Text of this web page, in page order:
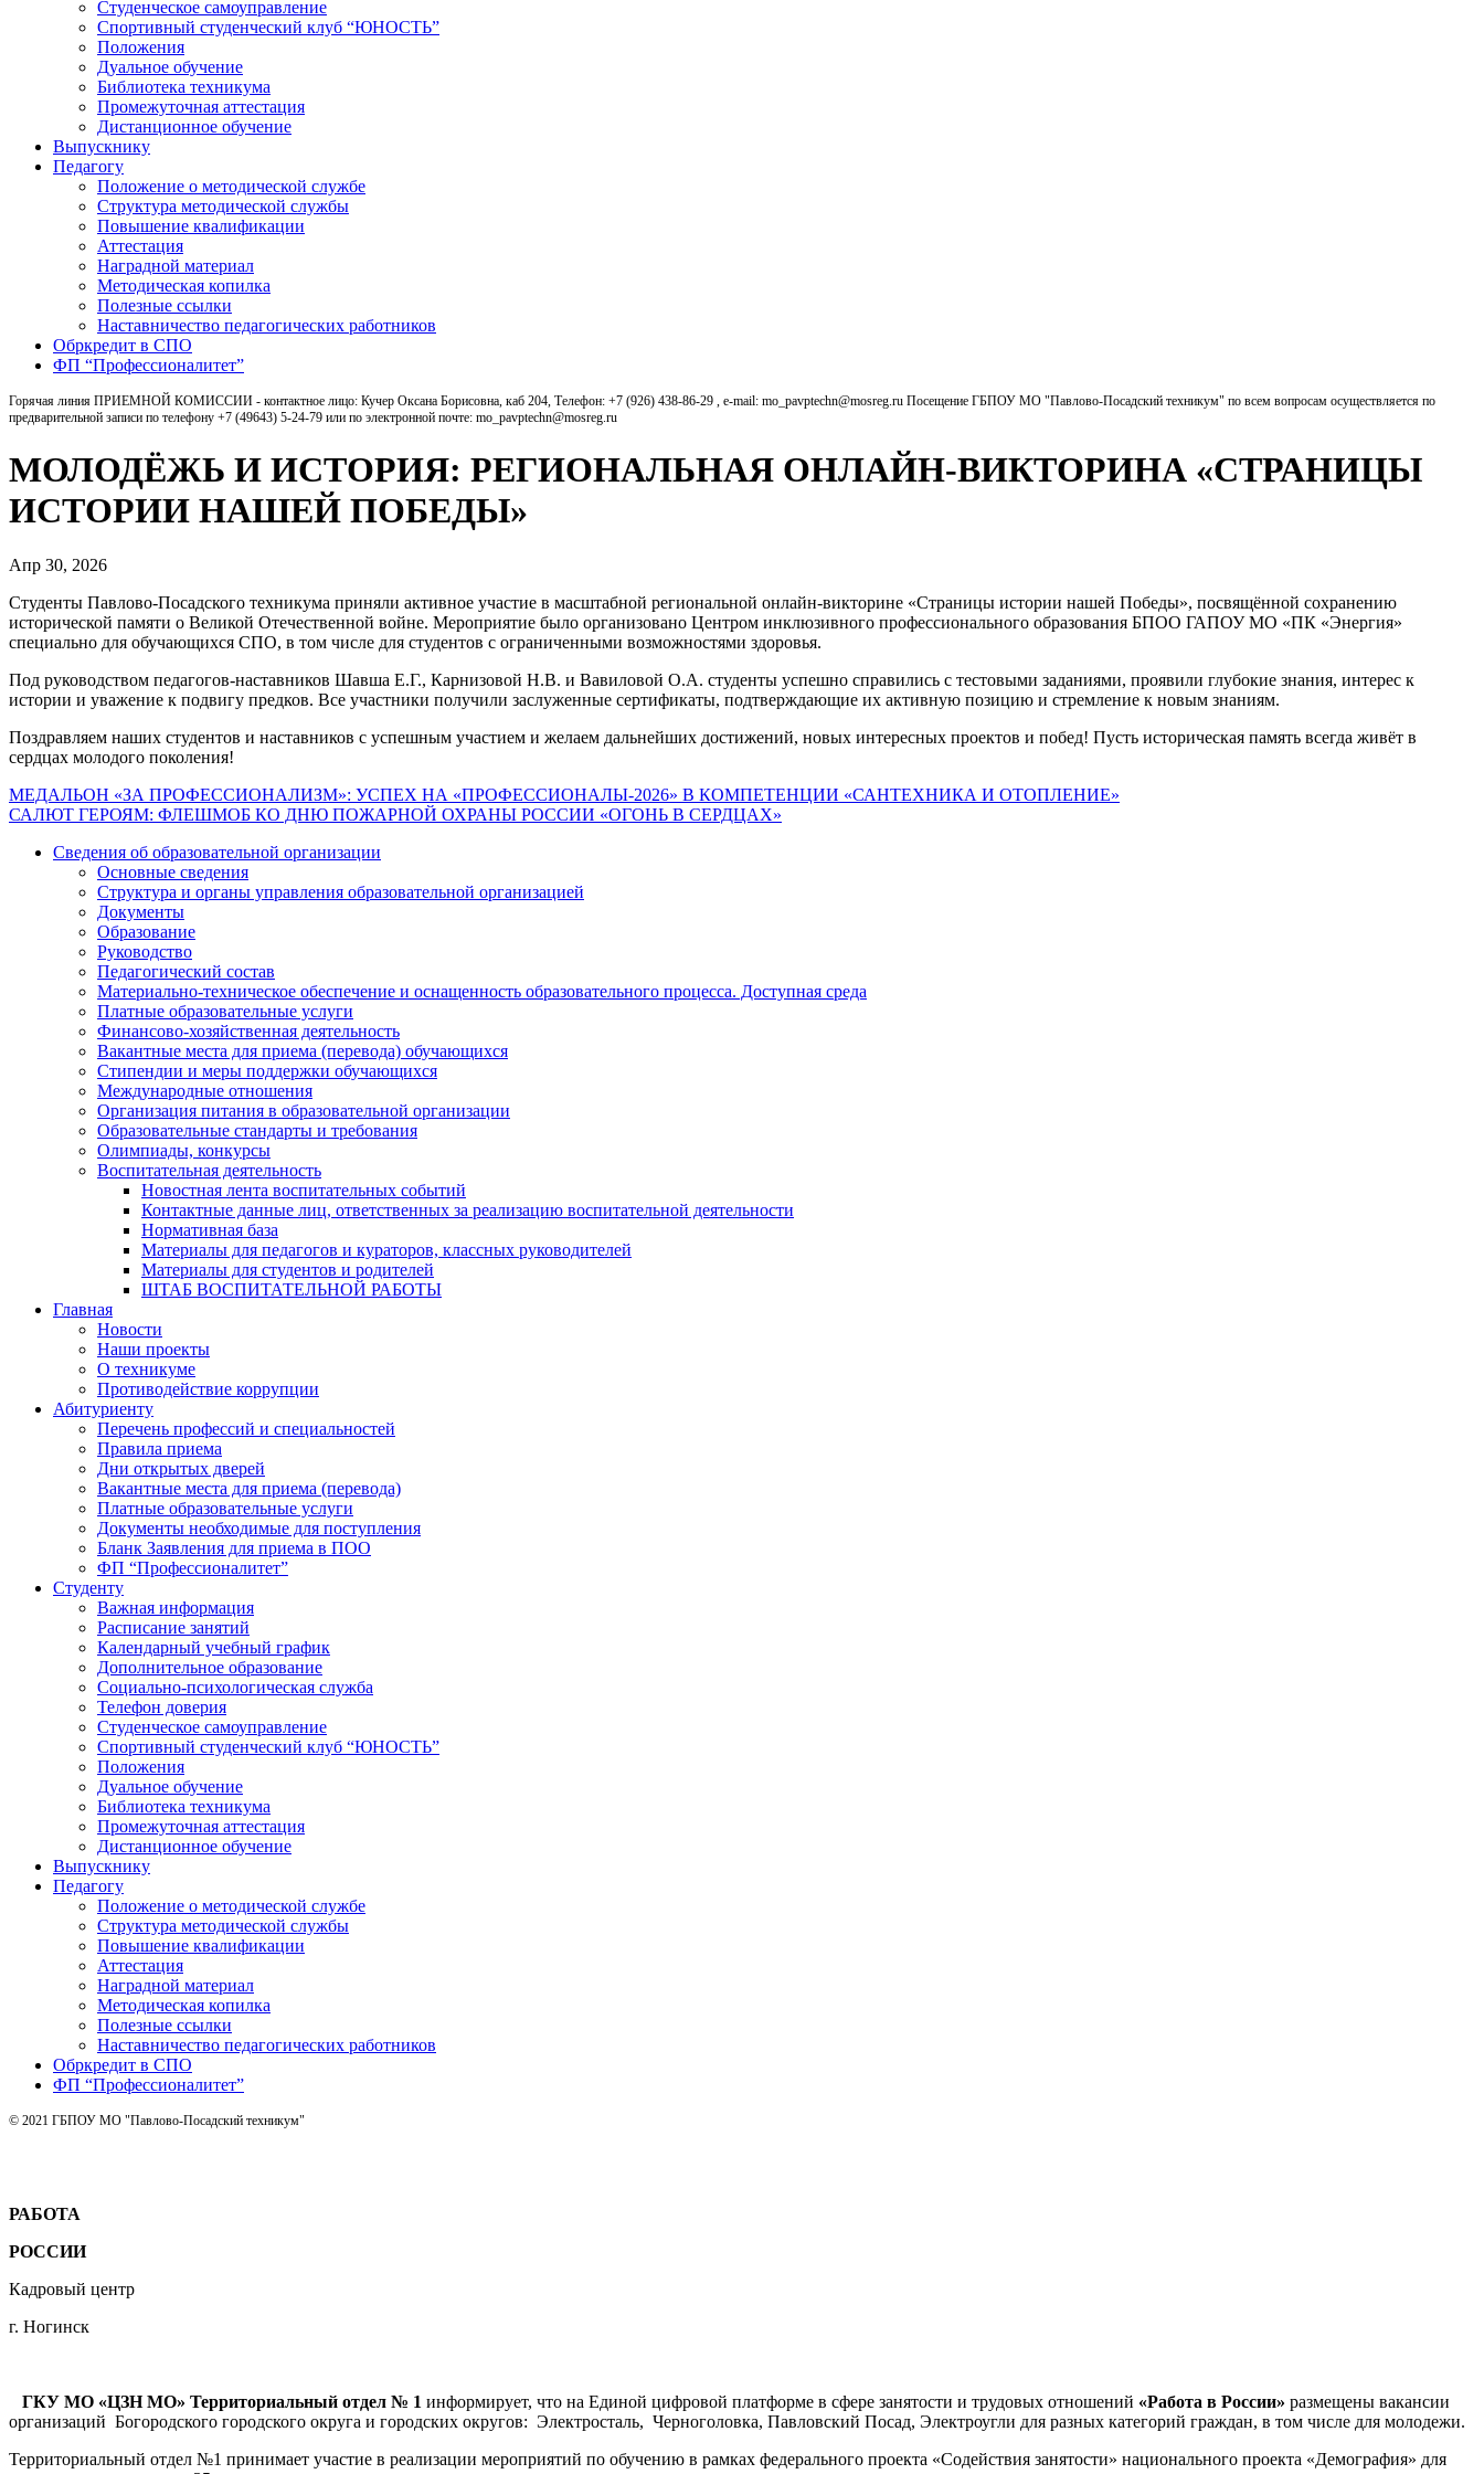
Студенческое самоуправление
Спортивный студенческий клуб “ЮНОСТЬ”
Положения
Дуальное обучение
Библиотека техникума
Промежуточная аттестация
Дистанционное обучение
Выпускнику
Педагогу
Положение о методической службе
Структура методической службы
Повышение квалификации
Аттестация
Наградной материал
Методическая копилка
Полезные ссылки
Наставничество педагогических работников
Обркредит в СПО
ФП “Профессионалитет”
Горячая линия ПРИЕМНОЙ КОМИССИИ - контактное лицо: Кучер Оксана Борисовна, каб 204, Телефон: +7 (926) 438-86-29 , e-mail: mo_pavptechn@mosreg.ru Посещение ГБПОУ МО "Павлово-Посадский техникум" по всем вопросам осуществляется по
предварительной записи по телефону +7 (49643) 5-24-79 или по электронной почте: mo_pavptechn@mosreg.ru
МОЛОДЁЖЬ И ИСТОРИЯ: РЕГИОНАЛЬНАЯ ОНЛАЙН‑ВИКТОРИНА «СТРАНИЦЫ
ИСТОРИИ НАШЕЙ ПОБЕДЫ»
Апр 30, 2026
Студенты Павлово‑Посадского техникума приняли активное участие в масштабной региональной онлайн‑викторине «Страницы истории нашей Победы», посвящённой сохранению
исторической памяти о Великой Отечественной войне. Мероприятие было организовано Центром инклюзивного профессионального образования БПОО ГАПОУ МО «ПК «Энергия»
специально для обучающихся СПО, в том числе для студентов с ограниченными возможностями здоровья.
Под руководством педагогов‑наставников Шавша Е.Г., Карнизовой Н.В. и Вавиловой О.А. студенты успешно справились с тестовыми заданиями, проявили глубокие знания, интерес к
истории и уважение к подвигу предков. Все участники получили заслуженные сертификаты, подтверждающие их активную позицию и стремление к новым знаниям.
Поздравляем наших студентов и наставников с успешным участием и желаем дальнейших достижений, новых интересных проектов и побед! Пусть историческая память всегда живёт в
сердцах молодого поколения!
Навигация
по
записям
МЕДАЛЬОН «ЗА ПРОФЕССИОНАЛИЗМ»: УСПЕХ НА «ПРОФЕССИОНАЛЫ‑2026» В КОМПЕТЕНЦИИ «САНТЕХНИКА И ОТОПЛЕНИЕ»
САЛЮТ ГЕРОЯМ: ФЛЕШМОБ КО ДНЮ ПОЖАРНОЙ ОХРАНЫ РОССИИ «ОГОНЬ В СЕРДЦАХ»
Сведения об образовательной организации
Основные сведения
Структура и органы управления образовательной организацией
Документы
Образование
Руководство
Педагогический состав
Материально-техническое обеспечение и оснащенность образовательного процесса. Доступная среда
Платные образовательные услуги
Финансово-хозяйственная деятельность
Вакантные места для приема (перевода) обучающихся
Стипендии и меры поддержки обучающихся
Международные отношения
Организация питания в образовательной организации
Образовательные стандарты и требования
Олимпиады, конкурсы
Воспитательная деятельность
Новостная лента воспитательных событий
Контактные данные лиц, ответственных за реализацию воспитательной деятельности
Нормативная база
Материалы для педагогов и кураторов, классных руководителей
Материалы для студентов и родителей
ШТАБ ВОСПИТАТЕЛЬНОЙ РАБОТЫ
Главная
Новости
Наши проекты
О техникуме
Противодействие коррупции
Абитуриенту
Перечень профессий и специальностей
Правила приема
Дни открытых дверей
Вакантные места для приема (перевода)
Платные образовательные услуги
Документы необходимые для поступления
Бланк Заявления для приема в ПОО
ФП “Профессионалитет”
Студенту
Важная информация
Расписание занятий
Календарный учебный график
Дополнительное образование
Социально-психологическая служба
Телефон доверия
Студенческое самоуправление
Спортивный студенческий клуб “ЮНОСТЬ”
Положения
Дуальное обучение
Библиотека техникума
Промежуточная аттестация
Дистанционное обучение
Выпускнику
Педагогу
Положение о методической службе
Структура методической службы
Повышение квалификации
Аттестация
Наградной материал
Методическая копилка
Полезные ссылки
Наставничество педагогических работников
Обркредит в СПО
ФП “Профессионалитет”
© 2021 ГБПОУ МО "Павлово-Посадский техникум"
РАБОТА
РОССИИ
Кадровый центр
г. Ногинск
ГКУ МО «ЦЗН МО» Территориальный отдел № 1 информирует, что на Единой цифровой платформе в сфере занятости и трудовых отношений «Работа в России» размещены вакансии
организаций Богородского городского округа и городских округов: Электросталь, Черноголовка, Павловский Посад, Электроугли для разных категорий граждан, в том числе для молодежи.
Территориальный отдел №1 принимает участие в реализации мероприятий по обучению в рамках федерального проекта «Содействия занятости» национального проекта «Демография» для